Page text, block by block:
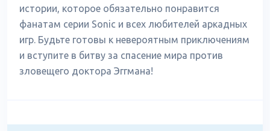
истории, которое обязательно понравится
фанатам серии Sonic и всех любителей аркадных
игр. Будьте готовы к невероятным приключениям
и вступите в битву за спасение мира против
зловещего доктора Эггмана!